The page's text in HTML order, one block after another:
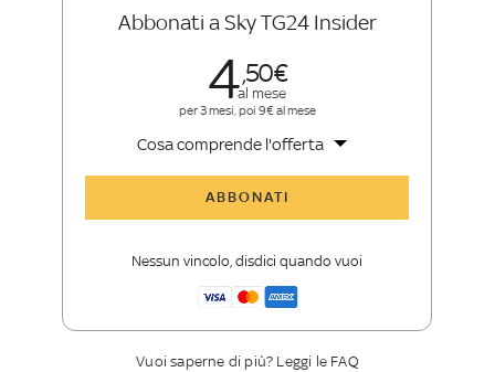
Abbonati a Sky TG24 Insider
450
al mese
per 3 mesi, poi 9€ al mese
Cosa comprende l'offerta
ABBONATI
Nessun vincolo, disdici quando vuoi
Vuoi saperne di più? Leggi le FAQ